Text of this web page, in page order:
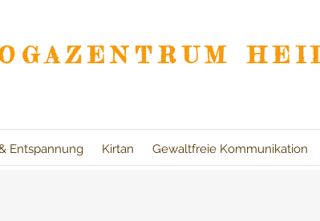
Entspannung Kirtan Gewaltfreie Kommunikation